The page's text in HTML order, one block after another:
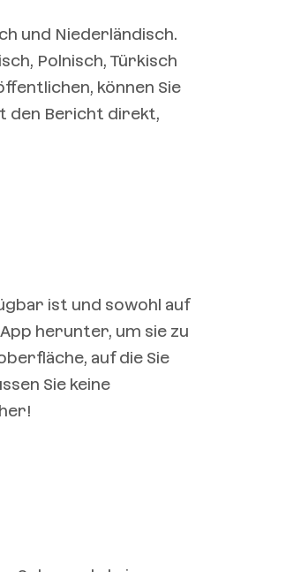
und Niederländisch.
Polnisch, Türkisch
können Sie
den Bericht direkt,
ist und sowohl auf
herunter, um sie zu
auf die Sie
Sie keine